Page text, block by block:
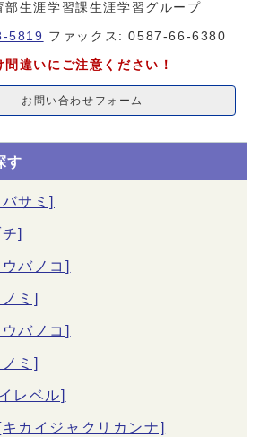
部生涯学習課生涯学習グループ
5819 ファックス: 0587-66-6380
違いにご注意ください！
お問い合わせフォーム
す
サミ]
]
バノコ]
ミ]
バノコ]
ミ]
レベル]
カイジャクリカンナ]